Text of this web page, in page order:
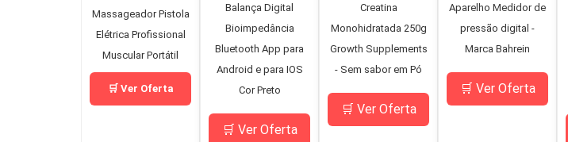
Massageador Pistola
Elétrica Profissional
Muscular Portátil
🛒 Ver Oferta
Balança Digital
Bioimpedância
Bluetooth App para
Android e para IOS
Cor Preto
🛒 Ver Oferta
Creatina
Monohidratada 250g
Growth Supplements
- Sem sabor em Pó
🛒 Ver Oferta
Aparelho Medidor de
pressão digital -
Marca Bahrein
🛒 Ver Oferta